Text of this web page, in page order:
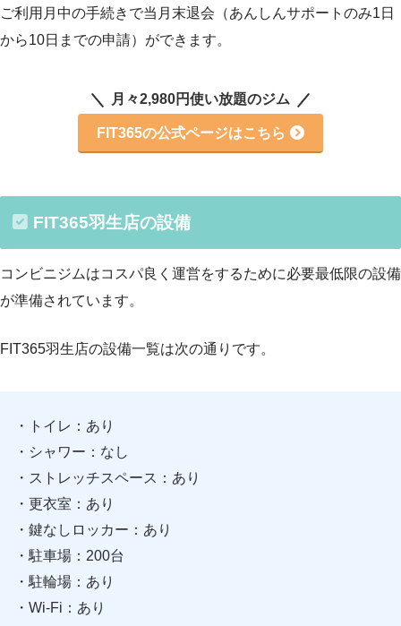
ご利用月中の手続きで当月末退会（あんしんサポートのみ1日
から10日までの申請）ができます。
月々2,980円使い放題のジム
FIT365の公式ページはこちら
FIT365羽生店の設備
コンビニジムはコスパ良く運営をするために必要最低限の設備
が準備されています。
FIT365羽生店の設備一覧は次の通りです。
・トイレ：あり
・シャワー：なし
・ストレッチスペース：あり
・更衣室：あり
・鍵なしロッカー：あり
・駐車場：200台
・駐輪場：あり
・Wi-Fi：あり